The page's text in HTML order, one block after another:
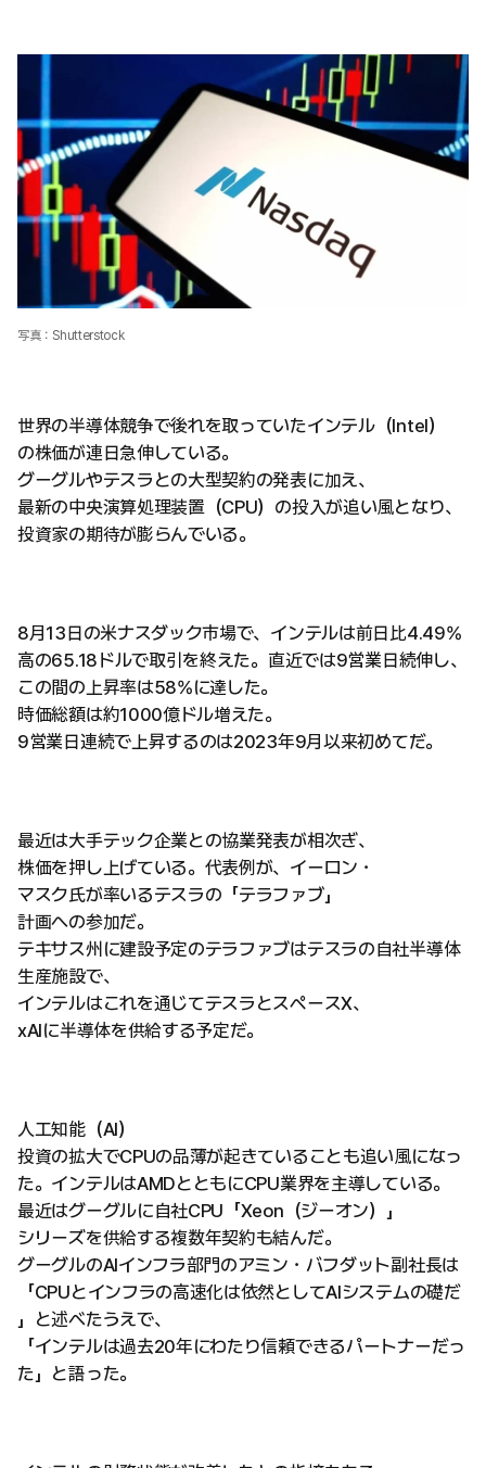
写真：Shutterstock
世界の半導体競争で後れを取っていたインテル（Intel）
の株価が連日急伸している。
グーグルやテスラとの大型契約の発表に加え、
最新の中央演算処理装置（CPU）の投入が追い風となり、
投資家の期待が膨らんでいる。
8月13日の米ナスダック市場で、インテルは前日比4.49%
高の65.18ドルで取引を終えた。直近では9営業日続伸し、
この間の上昇率は58%に達した。
時価総額は約1000億ドル増えた。
9営業日連続で上昇するのは2023年9月以来初めてだ。
最近は大手テック企業との協業発表が相次ぎ、
株価を押し上げている。代表例が、イーロン・
マスク氏が率いるテスラの「テラファブ」
計画への参加だ。
テキサス州に建設予定のテラファブはテスラの自社半導体
生産施設で、
インテルはこれを通じてテスラとスペースX、
xAIに半導体を供給する予定だ。
人工知能（AI）
投資の拡大でCPUの品薄が起きていることも追い風になっ
た。インテルはAMDとともにCPU業界を主導している。
最近はグーグルに自社CPU「Xeon（ジーオン）」
シリーズを供給する複数年契約も結んだ。
グーグルのAIインフラ部門のアミン・バフダット副社長は
「CPUとインフラの高速化は依然としてAIシステムの礎だ
」と述べたうえで、
「インテルは過去20年にわたり信頼できるパートナーだっ
た」と語った。